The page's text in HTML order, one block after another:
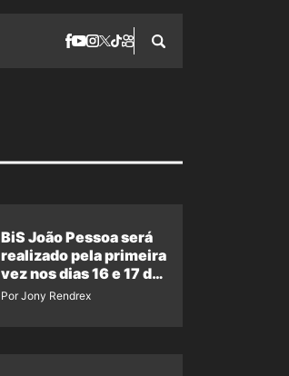
BiS João Pessoa será
realizado pela primeira
vez nos dias 16 e 17 de
setembro
Por Jony Rendrex